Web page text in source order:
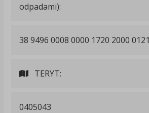
odpadami):
38 9496 0008 0000 1720 2000 0121
TERYT:
0405043